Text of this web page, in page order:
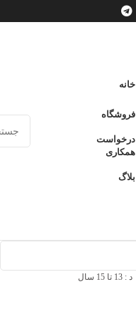
خانه
فروشگاه
درخواست
همکاری
بلاگ
د : 13 تا 15 سال